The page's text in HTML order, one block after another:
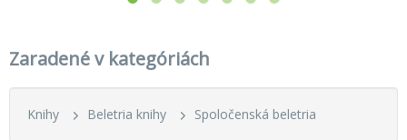
Zaradené v kategóriách
Knihy Beletria knihy Spoločenská beletria